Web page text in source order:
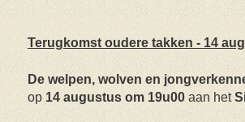
Terugkomst oudere takken - 14
De welpen, wolven en
op 14 augustus om 19u00 aan het